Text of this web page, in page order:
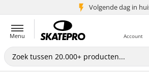
Volgende dag in
5+ mln. klanten
Menu Account